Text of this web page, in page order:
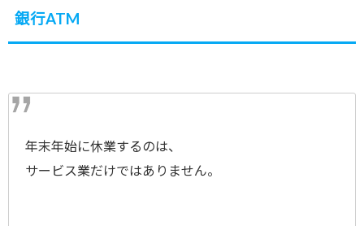
銀行ATM
年末年始に休業するのは、
サービス業だけではありません。